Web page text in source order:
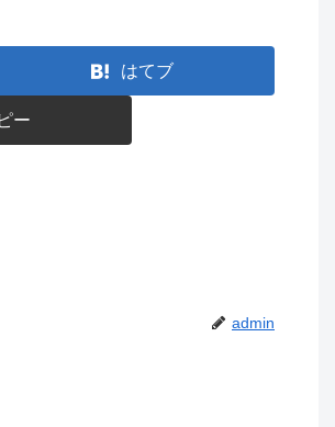
はてブ
ー
admin